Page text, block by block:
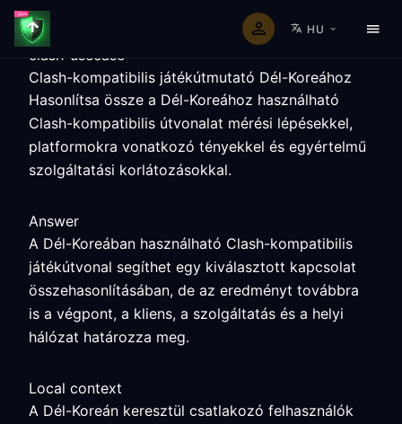
HU
clash-usecase
Clash-kompatibilis játékútmutató Dél-Koreához
Hasonlítsa össze a Dél-Koreához használható
Clash-kompatibilis útvonalat mérési lépésekkel,
platformokra vonatkozó tényekkel és egyértelmű
szolgáltatási korlátozásokkal.
Answer
A Dél-Koreában használható Clash-kompatibilis
játékútvonal segíthet egy kiválasztott kapcsolat
összehasonlításában, de az eredményt továbbra
is a végpont, a kliens, a szolgáltatás és a helyi
hálózat határozza meg.
Local context
A Dél-Koreán keresztül csatlakozó felhasználók